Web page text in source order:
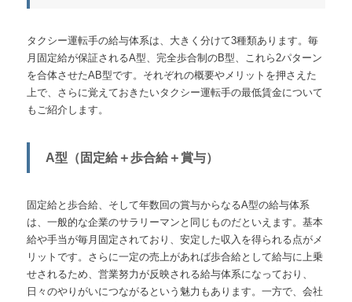
タクシー運転手の給与体系は、大きく分けて3種類あります。毎
月固定給が保証されるA型、完全歩合制のB型、これら2パターン
を合体させたAB型です。それぞれの概要やメリットを押さえた
上で、さらに覚えておきたいタクシー運転手の最低賃金について
もご紹介します。
A型（固定給＋歩合給＋賞与）
固定給と歩合給、そして年数回の賞与からなるA型の給与体系
は、一般的な企業のサラリーマンと同じものだといえます。基本
給や手当が毎月固定されており、安定した収入を得られる点がメ
リットです。さらに一定の売上があれば歩合給として給与に上乗
せされるため、営業努力が反映される給与体系になっており、
日々のやりがいにつながるという魅力もあります。一方で、会社